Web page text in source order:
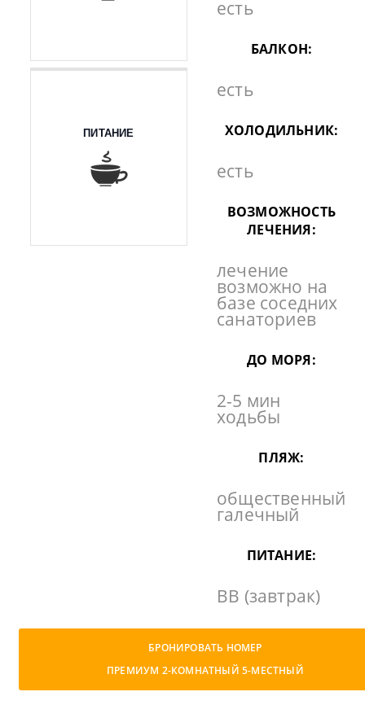
ПИТАНИЕ
есть
БАЛКОН:
есть
ХОЛОДИЛЬНИК:
есть
ВОЗМОЖНОСТЬ
ЛЕЧЕНИЯ:
лечение
возможно на
базе соседних
санаториев
ДО МОРЯ:
2-5 мин
ходьбы
ПЛЯЖ:
общественный
галечный
ПИТАНИЕ:
BB (завтрак)
БРОНИРОВАТЬ НОМЕР
ПРЕМИУМ 2-КОМНАТНЫЙ 5-МЕСТНЫЙ